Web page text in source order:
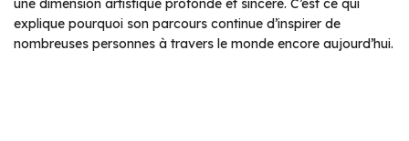
une dimension artistique profonde et sincère. C’est ce qui
explique pourquoi son parcours continue d’inspirer de
nombreuses personnes à travers le monde encore aujourd’hui.